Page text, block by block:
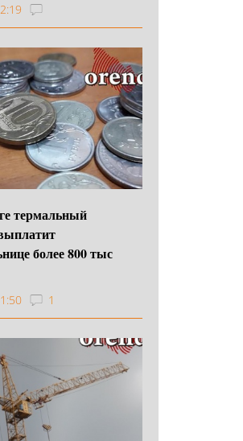
термальный
более 800 тыс
1